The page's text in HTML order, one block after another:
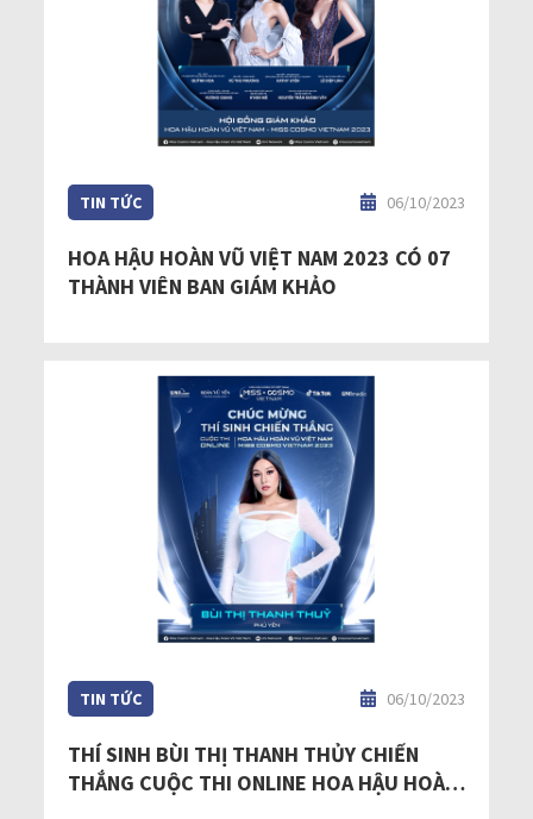
TIN TỨC 06/10/2023
HOA HẬU HOÀN VŨ VIỆT NAM 2023 CÓ 07
THÀNH VIÊN BAN GIÁM KHẢO
TIN TỨC 06/10/2023
THÍ SINH BÙI THỊ THANH THỦY CHIẾN
THẮNG CUỘC THI ONLINE HOA HẬU HOÀN